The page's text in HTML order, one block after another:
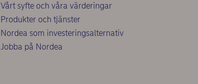
Vårt syfte och våra värderingar
Produkter och tjänster
Nordea som investeringsalternativ
Jobba på Nordea